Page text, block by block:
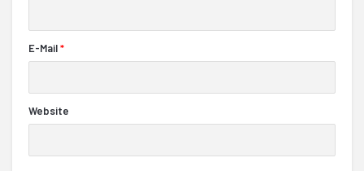
E-Mail*
Website